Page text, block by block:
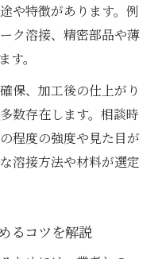
や特徴があります。例
ク溶接、精密部品や薄
。
保、加工後の仕上がり
数存在します。相談時
程度の強度や見た目が
溶接方法や材料が選定
るコツを解説